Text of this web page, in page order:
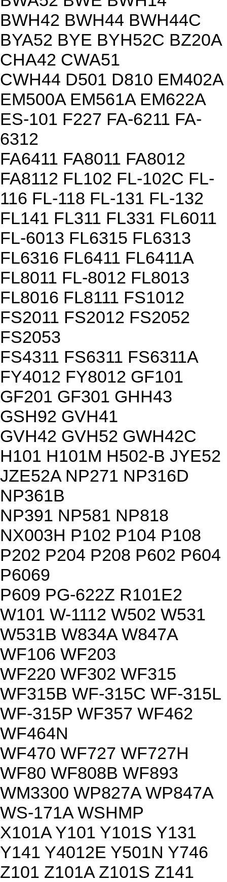
BWH42 BWH44 BWH44C
BYA52 BYE BYH52C BZ20A
CHA42 CWA51
CWH44 D501 D810 EM402A
EM500A EM561A EM622A
ES-101 F227 FA-6211 FA-
6312
FA6411 FA8011 FA8012
FA8112 FL102 FL-102C FL-
116 FL-118 FL-131 FL-132
FL141 FL311 FL331 FL6011
FL-6013 FL6315 FL6313
FL6316 FL6411 FL6411A
FL8011 FL-8012 FL8013
FL8016 FL8111 FS1012
FS2011 FS2012 FS2052
FS2053
FS4311 FS6311 FS6311A
FY4012 FY8012 GF101
GF201 GF301 GHH43
GSH92 GVH41
GVH42 GVH52 GWH42C
H101 H101M H502-B JYE52
JZE52A NP271 NP316D
NP361B
NP391 NP581 NP818
NX003H P102 P104 P108
P202 P204 P208 P602 P604
P6069
P609 PG-622Z R101E2
W101 W-1112 W502 W531
W531B W834A W847A
WF106 WF203
WF220 WF302 WF315
WF315B WF-315C WF-315L
WF-315P WF357 WF462
WF464N
WF470 WF727 WF727H
WF80 WF808B WF893
WM3300 WP827A WP847A
WS-171A WSHMP
X101A Y101 Y101S Y131
Y141 Y4012E Y501N Y746
Z101 Z101A Z101S Z141